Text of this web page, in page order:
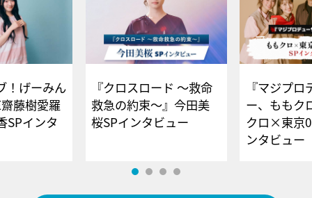
！げーみん
藤樹愛羅
SPインタ
『クロスロード ～救命
救急の約束～』今田美
桜SPインタビュー
『マジプロ
ー、ももク
クロ×東京
ンタビュー